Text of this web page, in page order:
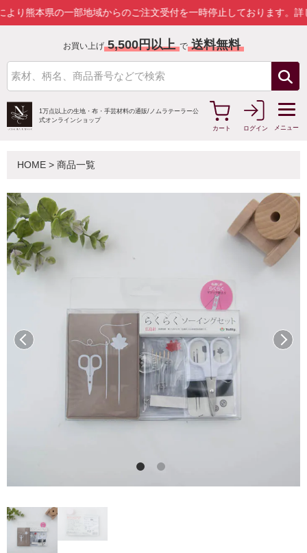
県の一部地域からのご注文受付を一時停止しております。詳しくは
お買い上げ 5,500円以上 で 送料無料
1万点以上の生地・布・手芸材料の通販/ ノムラテーラー公
式オンラインショップ
カート
ログイン メニュー
HOME > 商品一覧
前へ 次へ